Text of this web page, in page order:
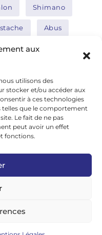
aux
utilisons des
stocker et/ou accéder aux
à ces technologies
telles que le comportement
Le fait de ne pas
peut avoir un effet
fonctions.
Shimano
Abus